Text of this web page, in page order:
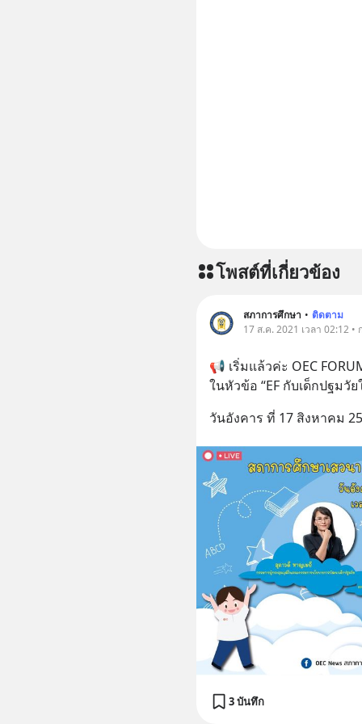
โพสต์ที่เกี่ยวข้อง
สภาการศึกษา • ติดตาม
17 ส.ค. 2021 เวลา 02:12 •
📢 เริ่มแล้วค่ะ OEC
ในหัวข้อ “EF กับเด็กปฐมวั
วันอังคาร ที่ 17 สิงหาคม
3 บันทึก